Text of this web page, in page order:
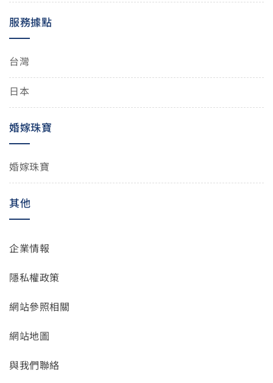
服務據點
台灣
日本
婚嫁珠寶
婚嫁珠寶
其他
企業情報
隱私權政策
網站參照相關
網站地圖
與我們聯絡